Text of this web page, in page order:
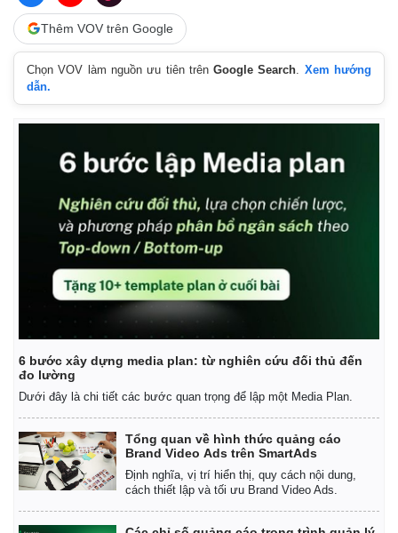
Bất động sản
Khởi nghiệp
Tiêu dùng
Chứng khoán
Thêm VOV trên Google
Chọn VOV làm nguồn ưu tiên trênGoogle Search
Xem hướng
dẫn.
6 bước xây dựng media plan: từ nghiên cứu đối thủ đến
đo lường
Dưới đây là chi tiết các bước quan trọng để lập một Media Plan.
Tổng quan về hình thức quảng cáo
Brand Video Ads trên SmartAds
Định nghĩa, vị trí hiển thị, quy cách nội dung,
cách thiết lập và tối ưu Brand Video Ads.